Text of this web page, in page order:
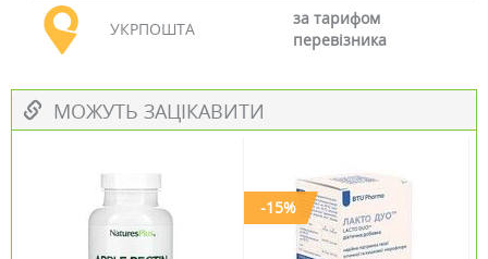
УКРПОШТА
за тарифом
перевізника
МОЖУТЬ ЗАЦІКАВИТИ
-15%